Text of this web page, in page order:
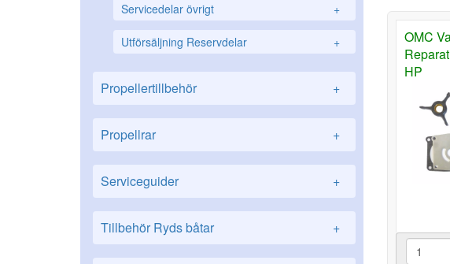
Servicedelar övrigt +
Utförsäljning Reservdelar +
Propellertillbehör +
Propellrar +
Serviceguider +
Tillbehör Ryds båtar +
OMC
HP